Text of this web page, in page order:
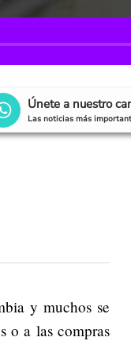
Únete a nuestro
Las noticias más
y muchos se
o a las compras